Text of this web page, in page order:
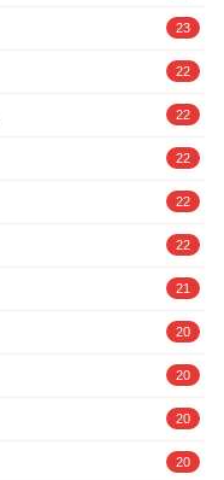
23
22
22
22
22
22
21
20
20
20
20